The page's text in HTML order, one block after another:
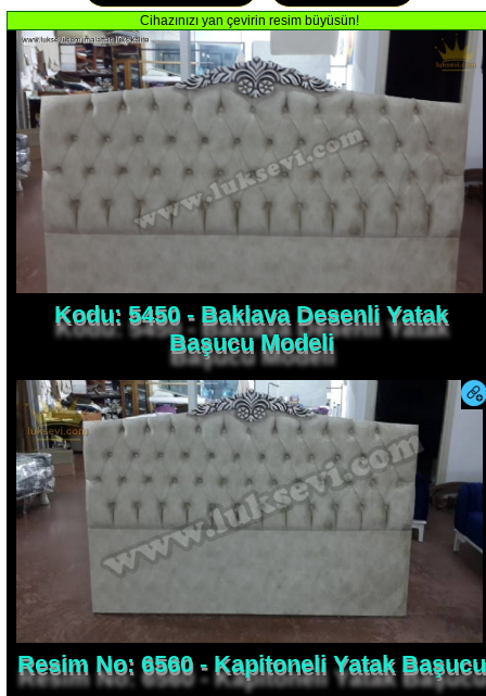
Kodu: 5450 - Baklava Desenli Yatak
Başucu Modeli
Resim No: 6560 - Kapitoneli Yatak Başucu